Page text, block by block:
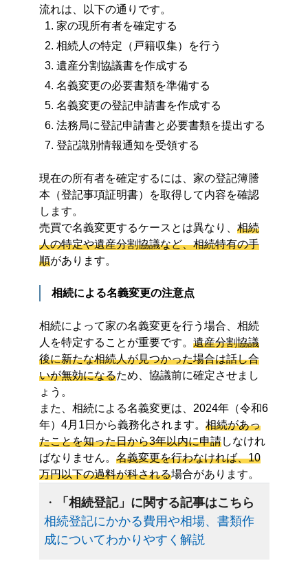
流れは、以下の通りです。
家の現所有者を確定する
相続人の特定（戸籍収集）を行う
遺産分割協議書を作成する
名義変更の必要書類を準備する
名義変更の登記申請書を作成する
法務局に登記申請書と必要書類を提出する
登記識別情報通知を受領する
現在の所有者を確定するには、家の登記簿謄
本（登記事項証明書）を取得して内容を確認
します。
売買で名義変更するケースとは異なり、 相続
人の特定や遺産分割協議など、相続特有の手
順があります。
相続による名義変更の注意点
相続によって家の名義変更を行う場合、相続
人を特定することが重要です。 遺産分割協議
後に新たな相続人が見つかった場合は話し合
いが無効になるため、協議前に確定させまし
ょう。
また、相続による名義変更は、2024年（令和6
年）4月1日から義務化されます。 相続があっ
たことを知った日から3年以内に申請しなけれ
ばなりません。 名義変更を行わなければ、10
万円以下の過料が科される場合があります。
・
「相続登記」に関する記事はこちら
相続登記にかかる費用や相場、書類作
成についてわかりやすく解説